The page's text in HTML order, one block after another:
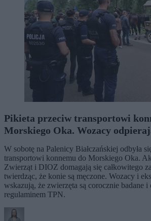
Pikieta przeciw transportowi
Morskiego Oka. Wozacy
W sobotę na Palenicy Białczańskiej odbyła
transportowi konnemu do Morskiego Oka.
Zwierząt i DIOZ domagają się całkowitego
twierdząc, że konie są męczone. Wozacy i
wskazują, że zwierzęta są corocznie badane i
regulaminem TPN.